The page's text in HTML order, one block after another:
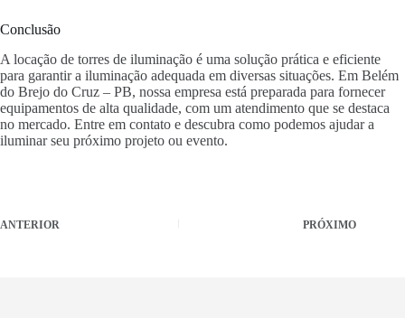
Conclusão
A locação de torres de iluminação é uma solução prática e eficiente
para garantir a iluminação adequada em diversas situações. Em Belém
do Brejo do Cruz – PB, nossa empresa está preparada para fornecer
equipamentos de alta qualidade, com um atendimento que se destaca
no mercado. Entre em contato e descubra como podemos ajudar a
iluminar seu próximo projeto ou evento.
ANTERIOR PRÓXIMO